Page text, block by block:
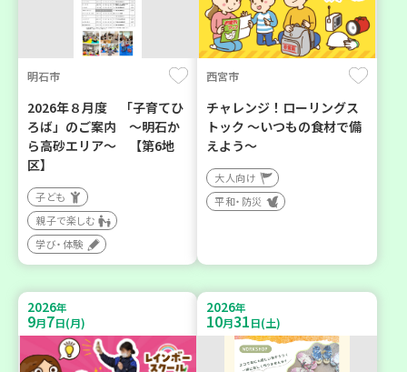
明石市
2026年８月度 「子育てひ
ろば」のご案内 ～明石か
ら高砂エリア～ 【第6地
区】
子ども
親子で楽しむ
学び・体験
西宮市
チャレンジ！ローリングス
トック ～いつもの食材で備
えよう～
大人向け
平和・防災
2026年
9月7日(月)
2026年
10月31日(土)